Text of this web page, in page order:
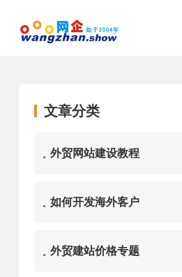
文章分类
. 外贸网站建设教程
. 如何开发海外客户
. 外贸建站价格专题